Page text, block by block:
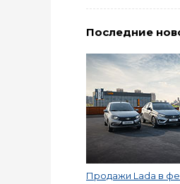
Последние
Продажи Lada в